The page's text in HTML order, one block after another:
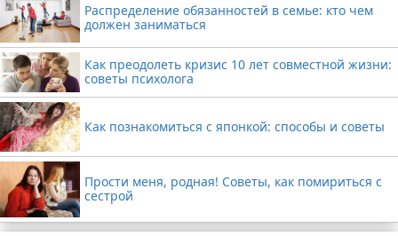
Распределение обязанностей в семье: кто чем
должен заниматься
Как преодолеть кризис 10 лет совместной жизни:
советы психолога
Как познакомиться с японкой: способы и советы
Прости меня, родная! Советы, как помириться с
сестрой